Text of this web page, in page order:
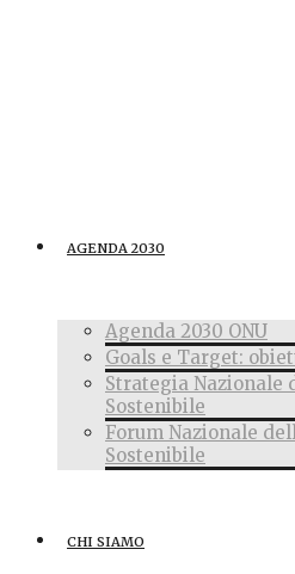
AGENDA 2030
Agenda 2030 ONU
Goals e Target:
Strategia Nazionale
Sostenibile
Forum Nazionale
Sostenibile
CHI SIAMO